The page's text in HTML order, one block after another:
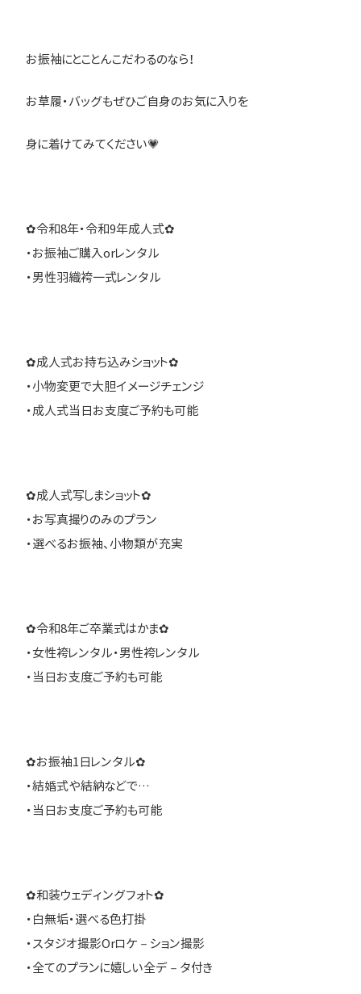
お振袖にとことんこだわるのなら！
お草履・バッグもぜひご自身のお気に入りを
身に着けてみてください💗
✿令和8年・令和9年成人式✿
・お振袖ご購入orレンタル
・男性羽織袴一式レンタル
✿成人式お持ち込みショット✿
・小物変更で大胆イメージチェンジ
・成人式当日お支度ご予約も可能
✿成人式写しまショット✿
・お写真撮りのみのプラン
・選べるお振袖、小物類が充実
✿令和8年ご卒業式はかま✿
・女性袴レンタル・男性袴レンタル
・当日お支度ご予約も可能
✿お振袖1日レンタル✿
・結婚式や結納などで…
・当日お支度ご予約も可能
✿和装ウェディングフォト✿
・白無垢・選べる色打掛
・スタジオ撮影Orロケ－ション撮影
・全てのプランに嬉しい全デ－タ付き